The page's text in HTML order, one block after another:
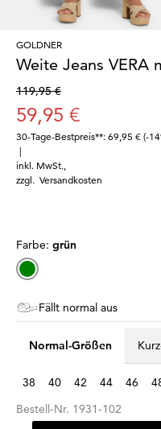
GOLDNER
Weite Jeans VERA
119,95 €
59,95 €
30-Tage-Bestpreis**: 69,95 € (-
|
inkl. MwSt.
zzgl. Versandkosten
Farbe: grün
Fällt normal aus
Normal-Größen
38 40 42 44 46
Bestell-Nr. 1931-102